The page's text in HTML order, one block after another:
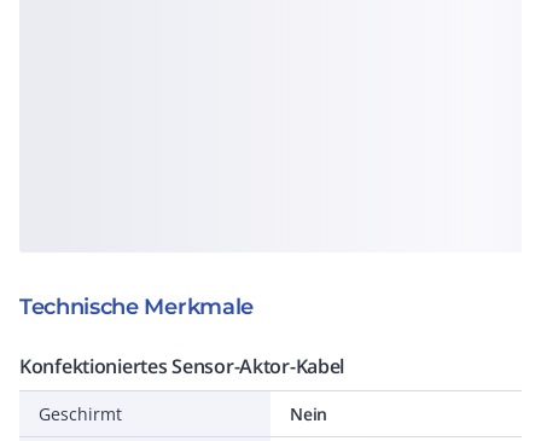
Technische Merkmale
Konfektioniertes Sensor-Aktor-Kabel
Geschirmt
Nein